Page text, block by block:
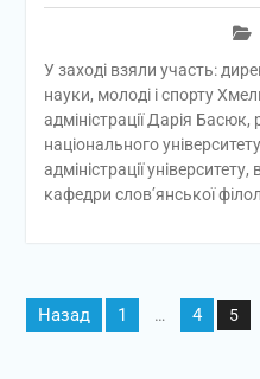
У заході взяли участь:
науки, молоді і спорту
адміністрації Дарія
національного
адміністрації
кафедри слов’янської
Пагінація
записів
Назад 1 … 4 5